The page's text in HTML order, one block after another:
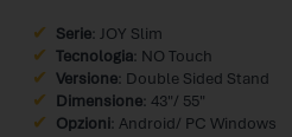
Serie: JOY Slim
Tecnologia: NO Touch
Versione: Double Sided Stand
Dimensione: 43″/ 55″
Opzioni: Android/ PC Windows